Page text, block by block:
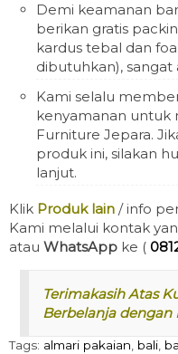
Demi keamanan
berikan gratis
kardus tebal dan
dibutuhkan), sangat
Kami selalu
kenyamanan untuk
Furniture Jepara.
produk ini, silakan
lanjut.
Klik Produk lain / info
Kami melalui kontak
atau WhatsApp ke (
Terimakasih Atas
Berbelanja dengan
Tags: almari pakaian bali